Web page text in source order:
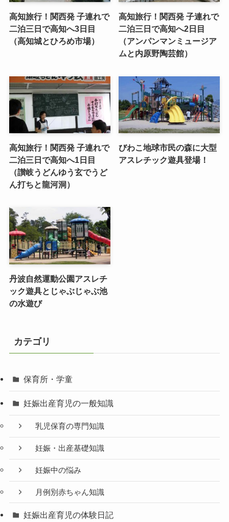
高知旅行！関西発 子連れで
二泊三日で高知へ3日目
（高知城とひろめ市場）
高知旅行！関西発 子連れで
二泊三日で高知へ2日目
（アンパンマンミュージア
ムと内原野陶芸館）
高知旅行！関西発 子連れで
二泊三日で高知へ1日目
（讃岐うどんゆう玄でうど
ん打ちと龍河洞）
びわこ地球市民の森に大型
アスレチック遊具登場！
丹波自然運動公園アスレチ
ック遊具とじゃぶじゃぶ池
の水遊び
カテゴリ
保育所・学童
妊娠出産育児の一般知識
乳児保育の専門知識
妊娠・出産基礎知識
妊娠中の悩み
月例別赤ちゃん知識
妊娠出産育児の体験日記